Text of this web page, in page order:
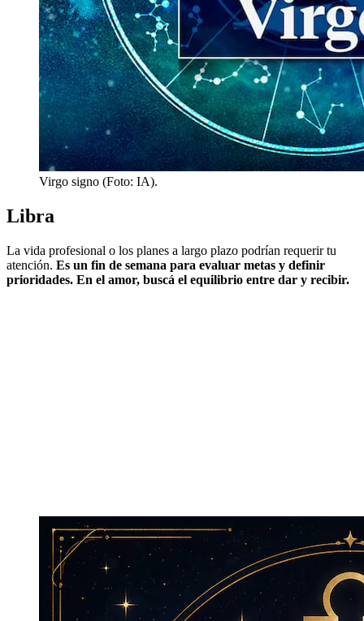
Virgo signo (Foto: IA).
Libra
La vida profesional o los planes a largo plazo podrían requerir tu
atención. Es un fin de semana para evaluar metas y definir
prioridades. En el amor, buscá el equilibrio entre dar y recibir.